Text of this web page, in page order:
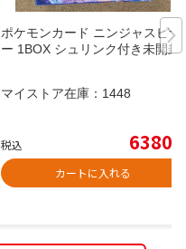
ポケモンカード ニンジャスピナ
ー 1BOX シュリンク付き未開封
マイストア在庫： 1448
税込 6380
カートに入れる